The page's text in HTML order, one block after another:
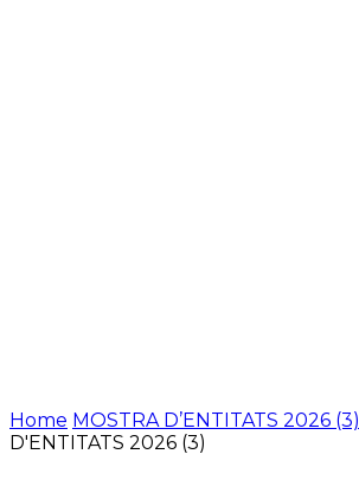
Home MOSTRA D’ENTITATS 2026 (3)
D'ENTITATS 2026 (3)